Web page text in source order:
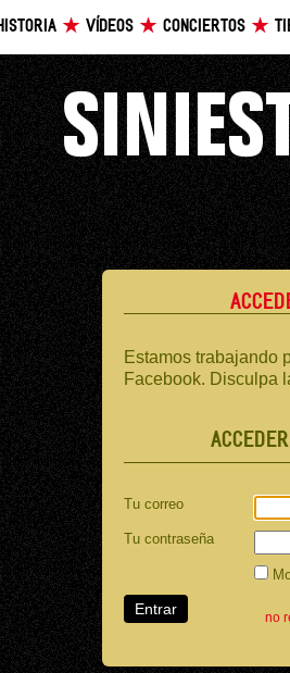
VÍDEOS CONCIERTOS
Estamos trabajando
Facebook. Disculpa
Tu correo
Tu contraseña
no